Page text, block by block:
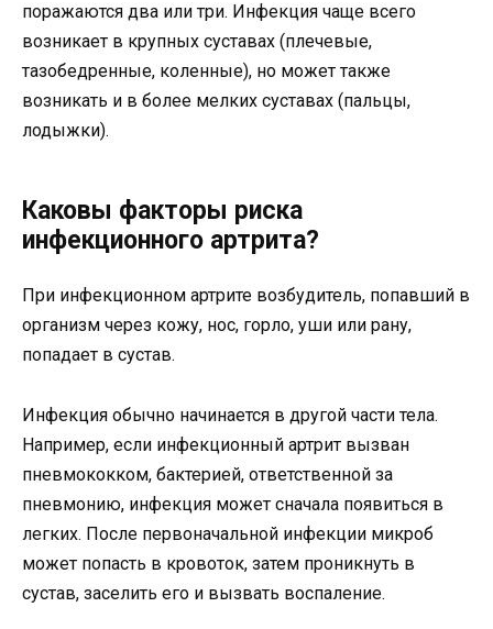
поражаются два или три. Инфекция чаще всего
возникает в крупных суставах (плечевые,
тазобедренные, коленные), но может также
возникать и в более мелких суставах (пальцы,
лодыжки).
Каковы факторы риска
инфекционного артрита?
При инфекционном артрите возбудитель, попавший в
организм через кожу, нос, горло, уши или рану,
попадает в сустав.
Инфекция обычно начинается в другой части тела.
Например, если инфекционный артрит вызван
пневмококком, бактерией, ответственной за
пневмонию, инфекция может сначала появиться в
легких. После первоначальной инфекции микроб
может попасть в кровоток, затем проникнуть в
сустав, заселить его и вызвать воспаление.